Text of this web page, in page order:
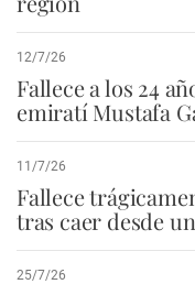
12/7/26
Fallece a los 24
emiratí Mustafa
11/7/26
Fallece
tras caer desde
25/7/26